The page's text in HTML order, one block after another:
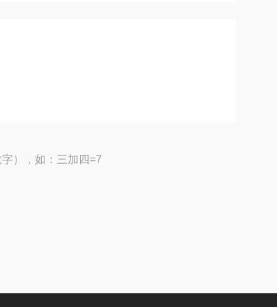
），如：三加四=7